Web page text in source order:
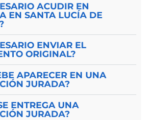
ACUDIR EN
EN SANTA LUCÍA DE
ENVIAR EL
ORIGINAL?
APARECER EN UNA
JURADA?
ENTREGA UNA
JURADA?